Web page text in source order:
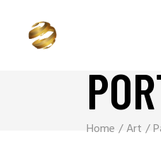
Home Art